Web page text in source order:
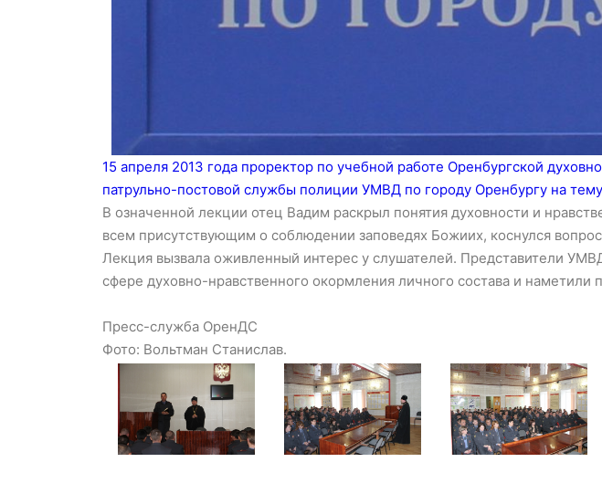
15 апреля 2013 года проректор по учебной работе Оренбургской
патрульно-постовой службы полиции УМВД по городу Оренбургу на
В означенной лекции отец Вадим раскрыл понятия духовности и
всем присутствующим о соблюдении заповедях Божиих, коснулся
Лекция вызвала оживленный интерес у слушателей. Представители
сфере духовно-нравственного окормления личного состава и наметили
Пресс-служба ОренДС
Фото: Вольтман Станислав.